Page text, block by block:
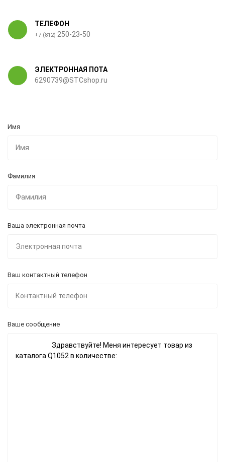
ТЕЛЕФОН
+7 (812) 250-23-50
ЭЛЕКТРОННАЯ ПОТА
6290739@STCshop.ru
Имя
Фамилия
Ваша электронная почта
Ваш контактный телефон
Ваше сообщение